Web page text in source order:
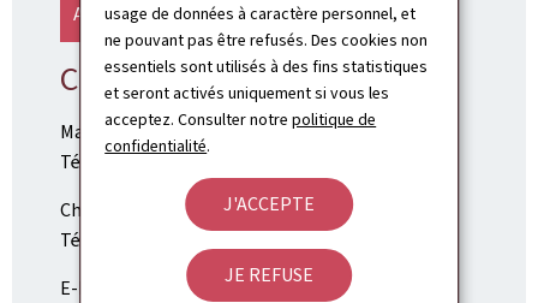
usage de données à caractère personnel, et
ne pouvant pas être refusés. Des cookies non
essentiels sont utilisés à des fins statistiques
et seront activés uniquement si vous les
acceptez. Consulter notrepolitique de
confidentialité.
J'ACCEPTE
JE REFUSE
AFFICHER LA CARTE
Contact presse
Max Jentgen
Tél.: (+352) 247-84353
Charel Thill
Tél.: (+352) 247-84180
E-Mail:
communication.odc@eco.etat.lu